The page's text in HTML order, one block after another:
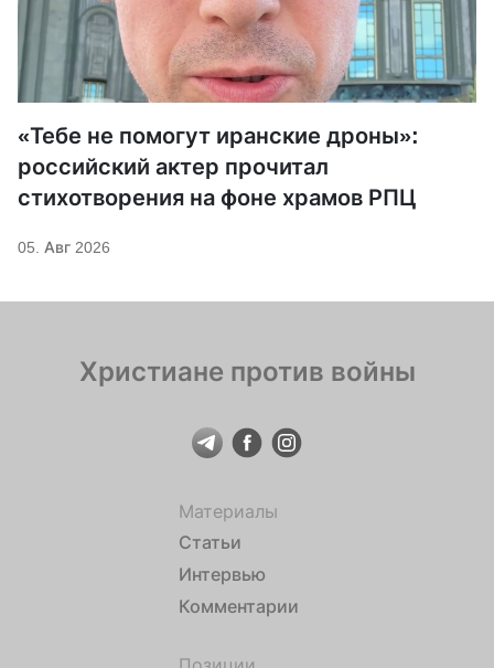
«Тебе не помогут иранские дроны»:
российский актер прочитал
стихотворения на фоне храмов РПЦ
05. Авг 2026
Христиане против войны
Материалы
Статьи
Интервью
Комментарии